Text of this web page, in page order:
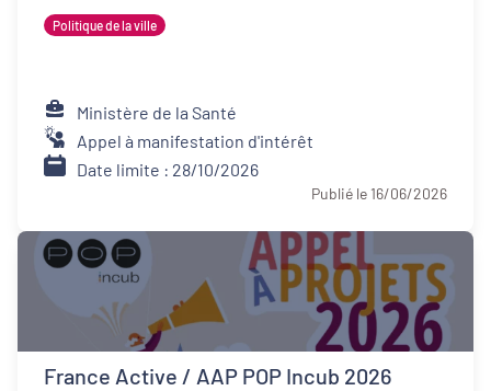
psychiatrie (FIOP)
Politique de la ville
Ministère de la Santé
Appel à manifestation d'intérêt
Date limite : 28/10/2026
Publié le 16/06/2026
France Active / AAP POP Incub 2026